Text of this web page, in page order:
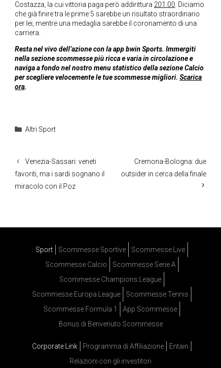
Costazza, la cui vittoria paga però addirittura 201.00. Diciamo
che già finire tra le prime 5 sarebbe un risultato straordinario
per lei, mentre una medaglia sarebbe il coronamento di una
carriera.
Resta nel vivo dell’azione con la app bwin Sports. Immergiti
nella sezione scommesse più ricca e varia in circolazione e
naviga a fondo nel nostro menu statistico della sezione Calcio
per scegliere velocemente le tue scommesse migliori. Scarica
ora.
Categorie
Altri Sport
Venezia-Sassari: veneti
favoriti, ma i sardi sognano il
miracolo con il Poz
Cremona-Bologna: due
outsider in cerca della finale
Sport Scommesse Sportive
Scommesse Live
Scommesse Calcio
Scommesse Serie A
Scommesse Champions League
Scommesse Europa League
Scommesse Tennis
Scommesse Formula 1
App Scommesse
Bonus di Benvenuto Scommesse
Corporate Link Programma di Affiliazione
Entain
Relazioni con gli investitori